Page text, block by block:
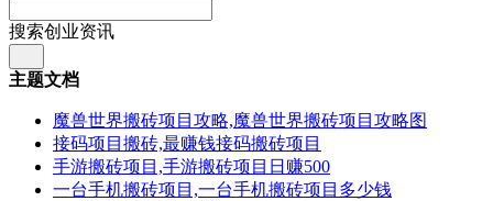
搜索创业资讯
主题文档
魔兽世界搬砖项目攻略,魔兽世界搬砖项目攻略图
接码项目搬砖,最赚钱接码搬砖项目
手游搬砖项目,手游搬砖项目日赚500
一台手机搬砖项目,一台手机搬砖项目多少钱